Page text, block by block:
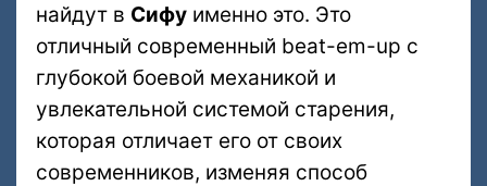
найдут в Сифу именно это. Это
отличный современный beat-em-up с
глубокой боевой механикой и
увлекательной системой старения,
которая отличает его от своих
современников, изменяя способ